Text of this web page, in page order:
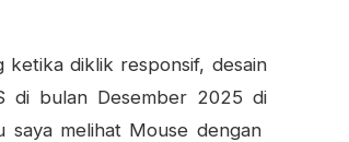
ketika diklik responsif, desain
di bulan Desember 2025 di
saya melihat Mouse dengan